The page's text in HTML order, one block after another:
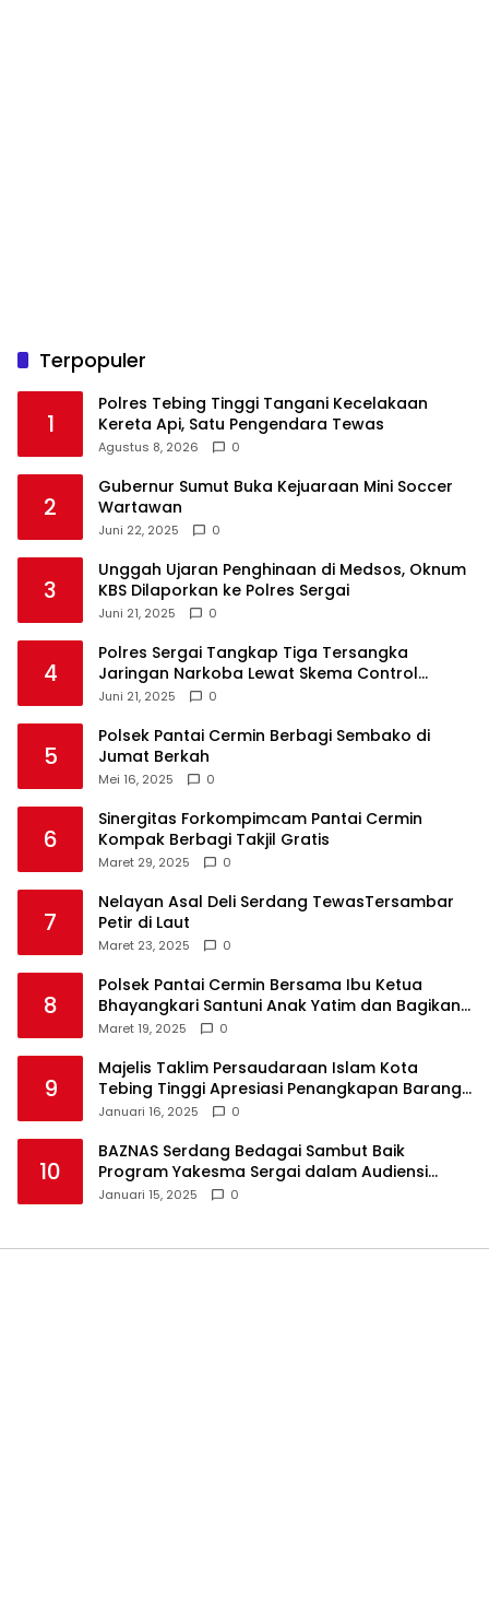
Terpopuler
1
Polres Tebing Tinggi Tangani Kecelakaan
Kereta Api, Satu Pengendara Tewas
Agustus 8, 2026 0
2
Gubernur Sumut Buka Kejuaraan Mini Soccer
Wartawan
Juni 22, 2025 0
3
Unggah Ujaran Penghinaan di Medsos, Oknum
KBS Dilaporkan ke Polres Sergai
Juni 21, 2025 0
4
Polres Sergai Tangkap Tiga Tersangka
Jaringan Narkoba Lewat Skema Control
Delivery
Juni 21, 2025 0
5
Polsek Pantai Cermin Berbagi Sembako di
Jumat Berkah
Mei 16, 2025 0
6
Sinergitas Forkompimcam Pantai Cermin
Kompak Berbagi Takjil Gratis
Maret 29, 2025 0
7
Nelayan Asal Deli Serdang TewasTersambar
Petir di Laut
Maret 23, 2025 0
8
Polsek Pantai Cermin Bersama Ibu Ketua
Bhayangkari Santuni Anak Yatim dan Bagikan
Takjil
Maret 19, 2025 0
9
Majelis Taklim Persaudaraan Islam Kota
Tebing Tinggi Apresiasi Penangkapan Barang
Haram
Januari 16, 2025 0
10
BAZNAS Serdang Bedagai Sambut Baik
Program Yakesma Sergai dalam Audiensi
Perkenalan Pengurus Baru
Januari 15, 2025 0